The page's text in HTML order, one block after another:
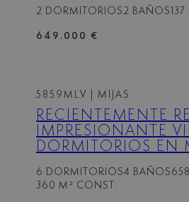
2 DORMITORIOS 2 BAÑOS
649.000 €
5859MLV | MIJAS
RECIENTEMENTE
IMPRESIONANTE
DORMITORIOS EN
PISCINA PRIVADA –
DISTANCIA DE LA
FUENGIROLA
6 DORMITORIOS4 BAÑOS
360 M² CONST.